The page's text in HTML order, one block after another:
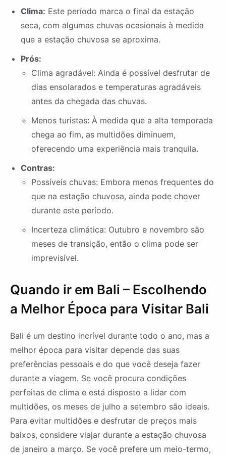
Clima: Este período marca o final da estação
seca, com algumas chuvas ocasionais à medida
que a estação chuvosa se aproxima.
Prós:
Clima agradável: Ainda é possível desfrutar de
dias ensolarados e temperaturas agradáveis
antes da chegada das chuvas.
Menos turistas: À medida que a alta temporada
chega ao fim, as multidões diminuem,
oferecendo uma experiência mais tranquila.
Contras:
Possíveis chuvas: Embora menos frequentes do
que na estação chuvosa, ainda pode chover
durante este período.
Incerteza climática: Outubro e novembro são
meses de transição, então o clima pode ser
imprevisível.
Quando ir em Bali – Escolhendo
a Melhor Época para Visitar Bali
Bali é um destino incrível durante todo o ano, mas a
melhor época para visitar depende das suas
preferências pessoais e do que você deseja fazer
durante a viagem. Se você procura condições
perfeitas de clima e está disposto a lidar com
multidões, os meses de julho a setembro são ideais.
Para evitar multidões e desfrutar de preços mais
baixos, considere viajar durante a estação chuvosa
de janeiro a março. Se você prefere um meio-termo,